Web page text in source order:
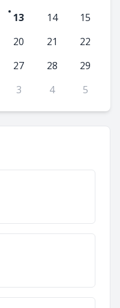
13 14
15
20 21
22
27 28
29
3 4 5